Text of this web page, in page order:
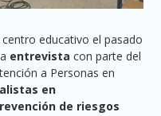
educativo el pasado
entrevistacon parte del
a Personas en
en
de riesgos